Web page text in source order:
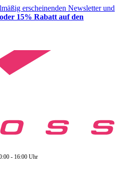
erscheinenden Newsletter und
15% Rabatt auf den
- 16:00 Uhr